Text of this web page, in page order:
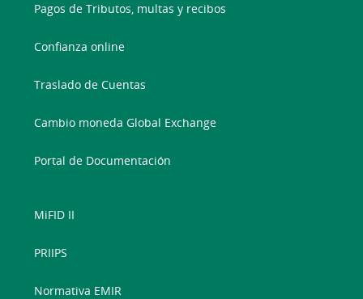
Pagos de Tributos, multas y recibos
Confianza online
Traslado de Cuentas
Cambio moneda Global Exchange
Portal de Documentación
MiFID II
PRIIPS
Normativa EMIR